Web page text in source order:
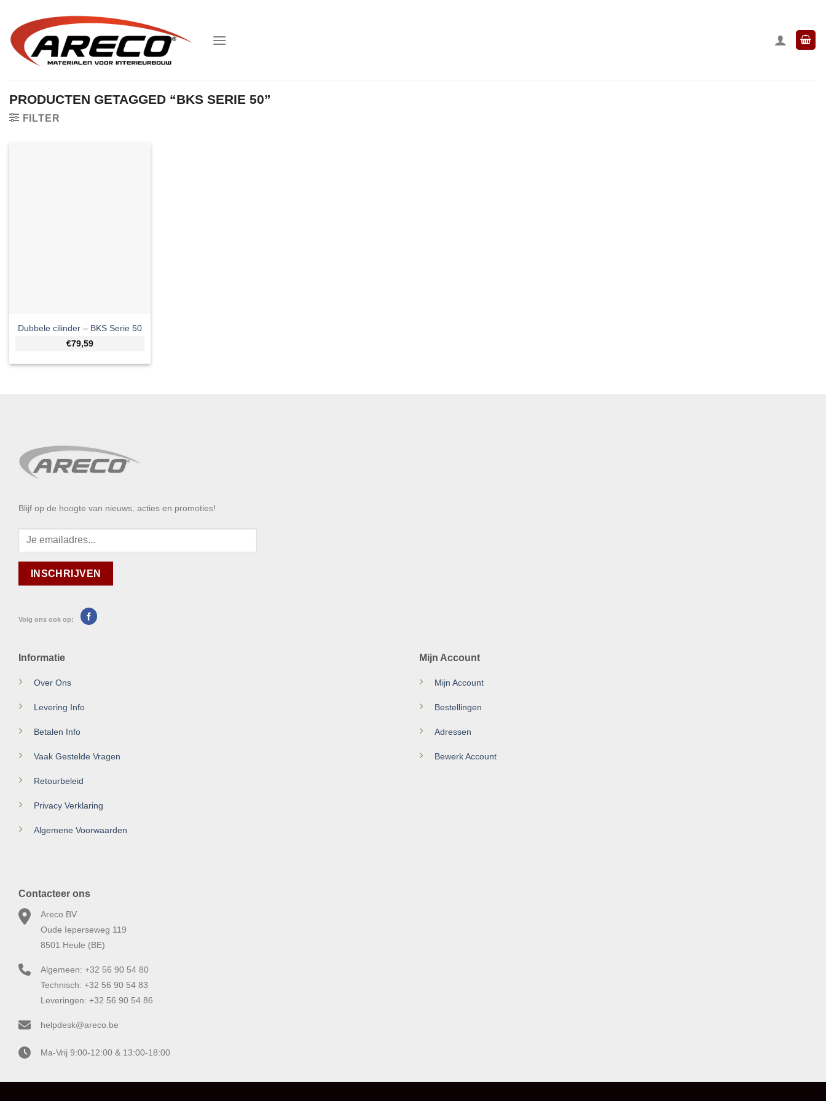
inhoud
PRODUCTEN GETAGGED “BKS SERIE 50”
FILTER
Dubbele cilinder – BKS Serie 50
€79,59
Blijf op de hoogte van nieuws, acties en promoties!
Volg ons ook op:
Informatie
Over Ons
Levering Info
Betalen Info
Vaak Gestelde Vragen
Retourbeleid
Privacy Verklaring
Algemene Voorwaarden
Mijn Account
Mijn Account
Bestellingen
Adressen
Bewerk Account
Contacteer ons
Areco BV
Oude Ieperseweg 119
8501 Heule (BE)
Algemeen: +32 56 90 54 80
Technisch: +32 56 90 54 83
Leveringen: +32 56 90 54 86
helpdesk@areco.be
Ma-Vrij 9:00-12:00 & 13:00-18:00